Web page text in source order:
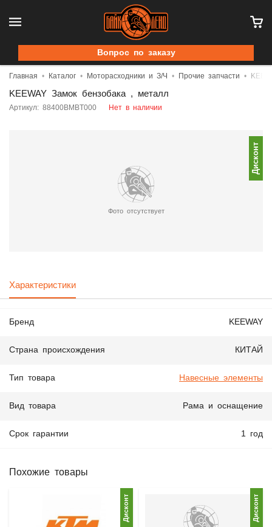
Вопрос по заказу
Главная Каталог Моторасходники и З/Ч Прочие запчасти
KEEWAY Замок бензобака , металл
Артикул: 88400BMBT000 Нет в наличии
Фото отсутствует
Дисконт
Характеристики
Бренд KEEWAY
Страна происхождения КИТАЙ
Тип товара Навесные элементы
Вид товара Рама и оснащение
Срок гарантии 1 год
Похожие товары
Дисконт Дисконт